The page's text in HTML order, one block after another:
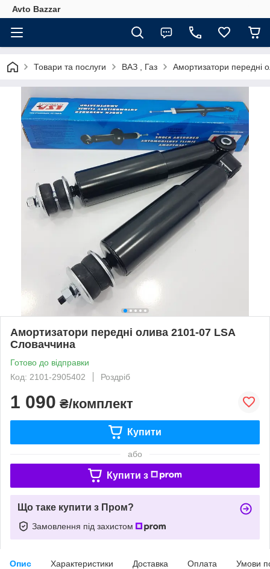
Avto Bazzar
Товари та послуги ВАЗ , Газ Амортизатори передні
Амортизатори передні олива 2101-07 LSA
Словаччина
Готово до відправки
Код: 2101-2905402
Роздріб
1 090 ₴/комплект
Купити
або
Купити з
Що таке купити з Пром?
Замовлення під захистом
Опис Характеристики Доставка Оплата Умови